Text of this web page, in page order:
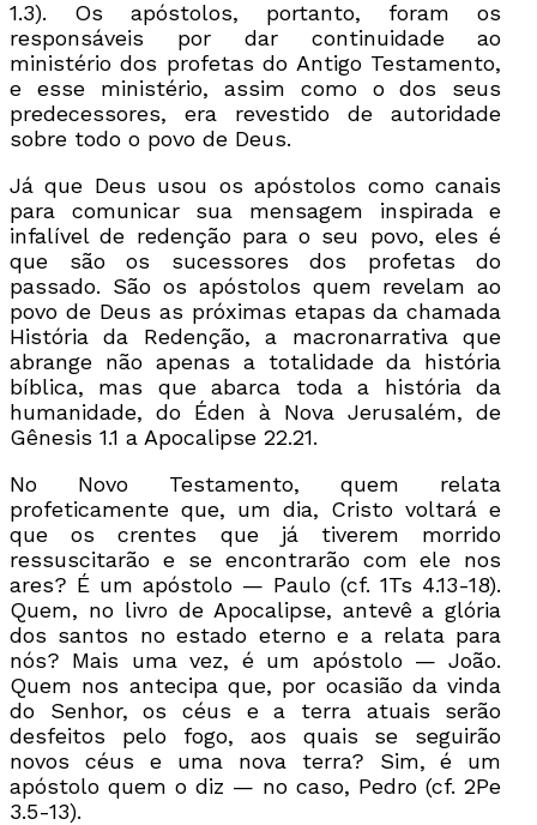
1.3). Os apóstolos, portanto, foram os
responsáveis por dar continuidade ao
ministério dos profetas do Antigo Testamento,
e esse ministério, assim como o dos seus
predecessores, era revestido de autoridade
sobre todo o povo de Deus.
Já que Deus usou os apóstolos como canais
para comunicar sua mensagem inspirada e
infalível de redenção para o seu povo, eles é
que são os sucessores dos profetas do
passado. São os apóstolos quem revelam ao
povo de Deus as próximas etapas da chamada
História da Redenção, a macronarrativa que
abrange não apenas a totalidade da história
bíblica, mas que abarca toda a história da
humanidade, do Éden à Nova Jerusalém, de
Gênesis 1.1 a Apocalipse 22.21.
No Novo Testamento, quem relata
profeticamente que, um dia, Cristo voltará e
que os crentes que já tiverem morrido
ressuscitarão e se encontrarão com ele nos
ares? É um apóstolo — Paulo (cf. 1Ts 4.13-18).
Quem, no livro de Apocalipse, antevê a glória
dos santos no estado eterno e a relata para
nós? Mais uma vez, é um apóstolo — João.
Quem nos antecipa que, por ocasião da vinda
do Senhor, os céus e a terra atuais serão
desfeitos pelo fogo, aos quais se seguirão
novos céus e uma nova terra? Sim, é um
apóstolo quem o diz — no caso, Pedro (cf. 2Pe
3.5-13).